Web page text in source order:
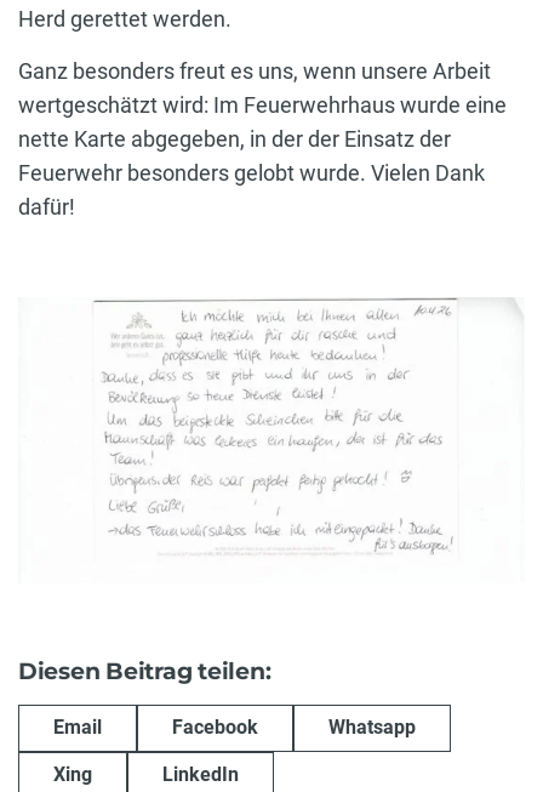
Herd gerettet werden.
Ganz besonders freut es uns, wenn unsere Arbeit
wertgeschätzt wird: Im Feuerwehrhaus wurde eine
nette Karte abgegeben, in der der Einsatz der
Feuerwehr besonders gelobt wurde. Vielen Dank
dafür!
Diesen Beitrag teilen:
Email Facebook Whatsapp
Xing LinkedIn